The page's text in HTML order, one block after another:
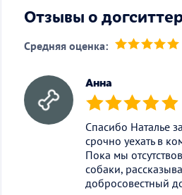
Отзывы о
Средняя оценка:
Анна
(*) (*) (*) (*) (*)
Спасибо Наталье
срочно уехать в
Пока мы
собаки,
добросовестный